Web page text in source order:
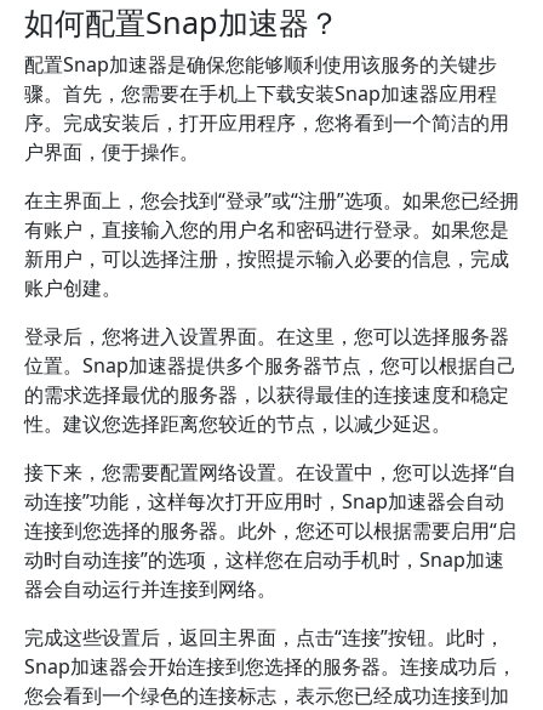
如何配置Snap加速器？
配置Snap加速器是确保您能够顺利使用该服务的关键步
骤。首先，您需要在手机上下载安装Snap加速器应用程
序。完成安装后，打开应用程序，您将看到一个简洁的用
户界面，便于操作。
在主界面上，您会找到“登录”或“注册”选项。如果您已经拥
有账户，直接输入您的用户名和密码进行登录。如果您是
新用户，可以选择注册，按照提示输入必要的信息，完成
账户创建。
登录后，您将进入设置界面。在这里，您可以选择服务器
位置。Snap加速器提供多个服务器节点，您可以根据自己
的需求选择最优的服务器，以获得最佳的连接速度和稳定
性。建议您选择距离您较近的节点，以减少延迟。
接下来，您需要配置网络设置。在设置中，您可以选择“自
动连接”功能，这样每次打开应用时，Snap加速器会自动
连接到您选择的服务器。此外，您还可以根据需要启用“启
动时自动连接”的选项，这样您在启动手机时，Snap加速
器会自动运行并连接到网络。
完成这些设置后，返回主界面，点击“连接”按钮。此时，
Snap加速器会开始连接到您选择的服务器。连接成功后，
您会看到一个绿色的连接标志，表示您已经成功连接到加